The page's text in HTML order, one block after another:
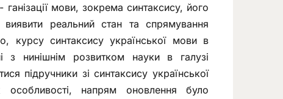
мови, зокрема синтаксису, його
реальний стан та спрямування
курсу синтаксису української мови в
з нинішнім розвитком науки в галузі
підручники зі синтаксису української
особливості, напрям оновлення було